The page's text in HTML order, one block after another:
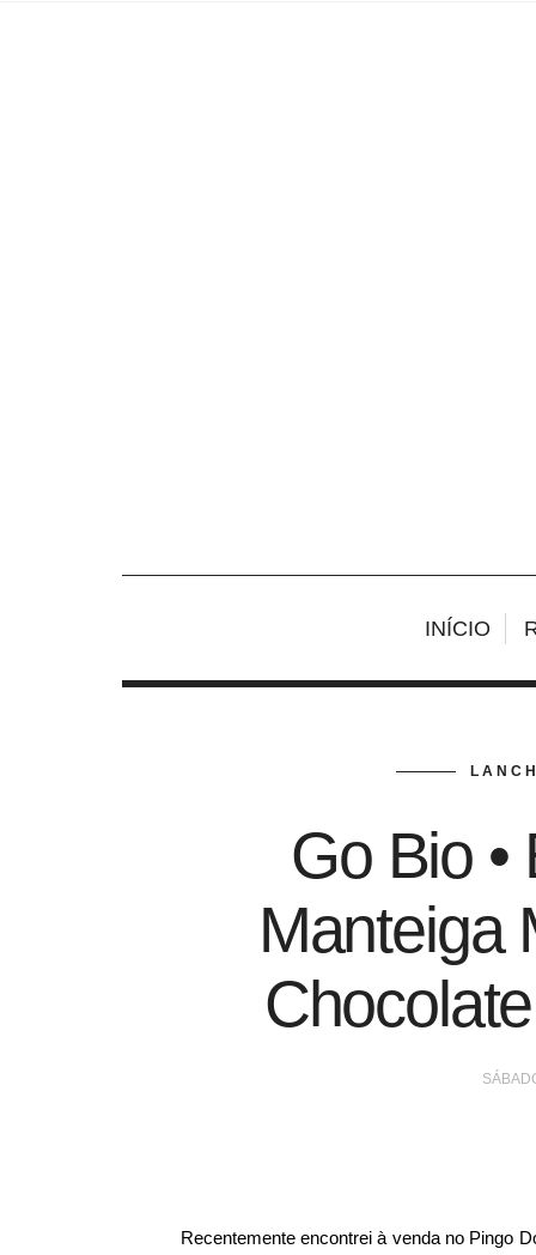
INÍCIO
Go Bio
Manteiga
Recentemente encontrei à venda no Pingo